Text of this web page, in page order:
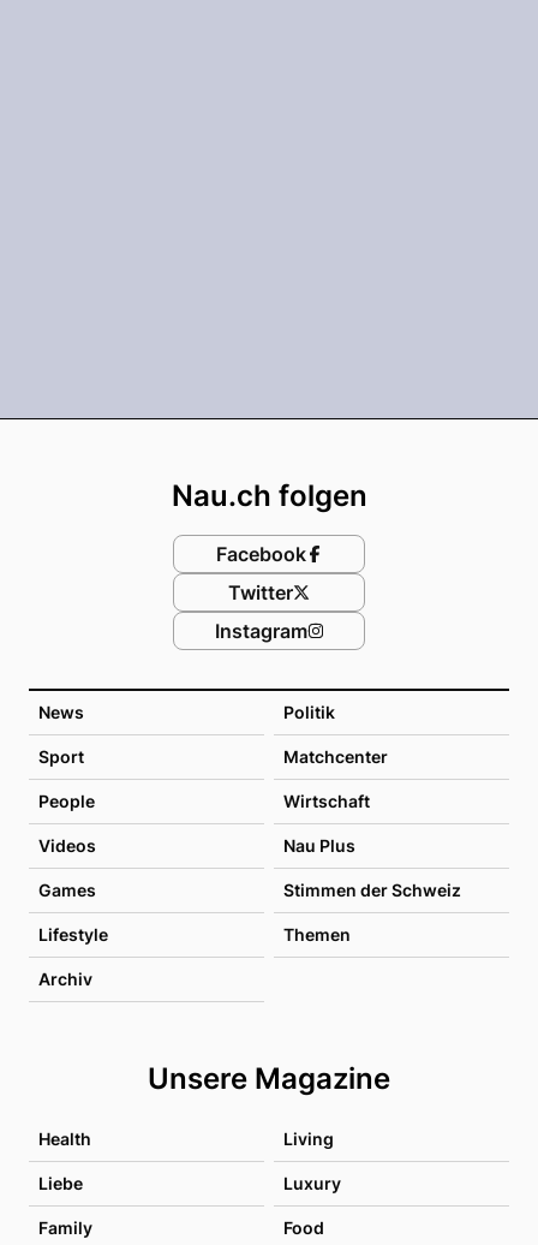
News Politik
Sport Matchcenter
People Wirtschaft
Videos Nau Plus
Games Stimmen der Schweiz
Lifestyle Themen
Archiv
Unsere Magazine
Health Living
Liebe Luxury
Family Food
Nau.ch folgen
Facebook
Twitter
Instagram